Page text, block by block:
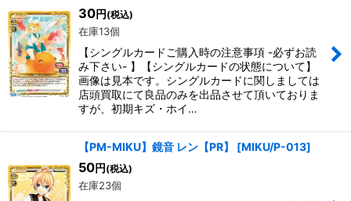
30円 (税込)
在庫13個
【シングルカードご購入時の注意事項 -必ずお読
み下さい- 】【シングルカードの状態について】
画像は見本です。シングルカードに関しましては
店頭買取にて良品のみを出品させて頂いておりま
すが、初期キズ・ホイ…
【PM-MIKU】鏡音 レン【PR】 [MIKU/P-013]
50円 (税込)
在庫23個